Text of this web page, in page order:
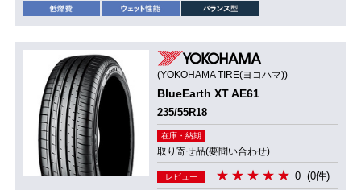
(YOKOHAMA TIRE(ヨコハマ))
BlueEarth XT AE61
235/55R18
在庫・納期
取り寄せ品(要問い合わせ)
レビュー 0 (0件)